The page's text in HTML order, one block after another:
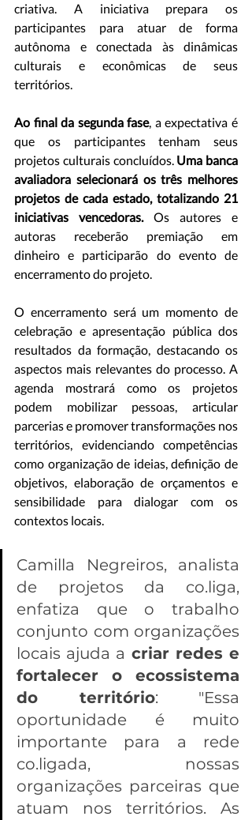
criativa. A iniciativa prepara os
participantes para atuar de forma
autônoma e conectada às dinâmicas
culturais e econômicas de seus
territórios.
Ao final da segunda fase, a expectativa é
que os participantes tenham seus
projetos culturais concluídos. Uma banca
avaliadora selecionará os três melhores
projetos de cada estado, totalizando 21
iniciativas vencedoras. Os autores e
autoras receberão premiação em
dinheiro e participarão do evento de
encerramento do projeto.
O encerramento será um momento de
celebração e apresentação pública dos
resultados da formação, destacando os
aspectos mais relevantes do processo. A
agenda mostrará como os projetos
podem mobilizar pessoas, articular
parcerias e promover transformações nos
territórios, evidenciando competências
como organização de ideias, definição de
objetivos, elaboração de orçamentos e
sensibilidade para dialogar com os
contextos locais.
Camilla Negreiros, analista
de projetos da co.liga,
enfatiza que o trabalho
conjunto com organizações
locais ajuda a criar redes e
fortalecer o ecossistema
do território: "Essa
oportunidade é muito
importante para a rede
co.ligada, nossas
organizações parceiras que
atuam nos territórios. As